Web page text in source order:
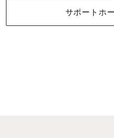
サポートホ